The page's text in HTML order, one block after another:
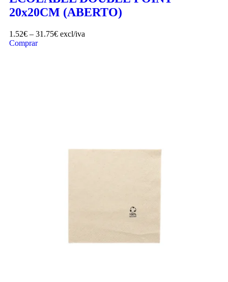
20x20CM (ABERTO)
1.52€ – 31.75€ excl/iva
Comprar